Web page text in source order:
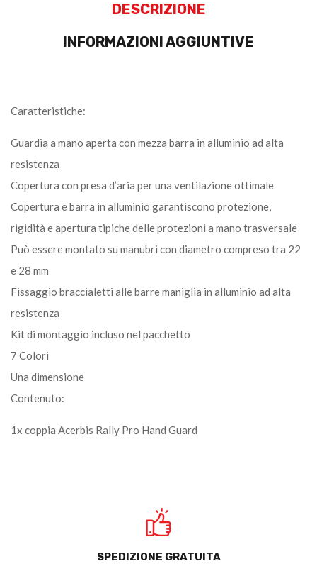
DESCRIZIONE
INFORMAZIONI AGGIUNTIVE
Caratteristiche:
Guardia a mano aperta con mezza barra in alluminio ad alta
resistenza
Copertura con presa d’aria per una ventilazione ottimale
Copertura e barra in alluminio garantiscono protezione,
rigidità e apertura tipiche delle protezioni a mano trasversale
Può essere montato su manubri con diametro compreso tra 22
e 28 mm
Fissaggio braccialetti alle barre maniglia in alluminio ad alta
resistenza
Kit di montaggio incluso nel pacchetto
7 Colori
Una dimensione
Contenuto:
1x coppia Acerbis Rally Pro Hand Guard
SPEDIZIONE GRATUITA